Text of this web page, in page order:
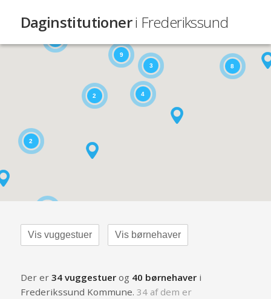
Daginstitutioneri Frederikssund
9
2
4
8
2
3
Vis vuggestuer Vis børnehaver
Der er 34 vuggestuerog 40 børnehaveri
Frederikssund Kommune. 34 af dem er